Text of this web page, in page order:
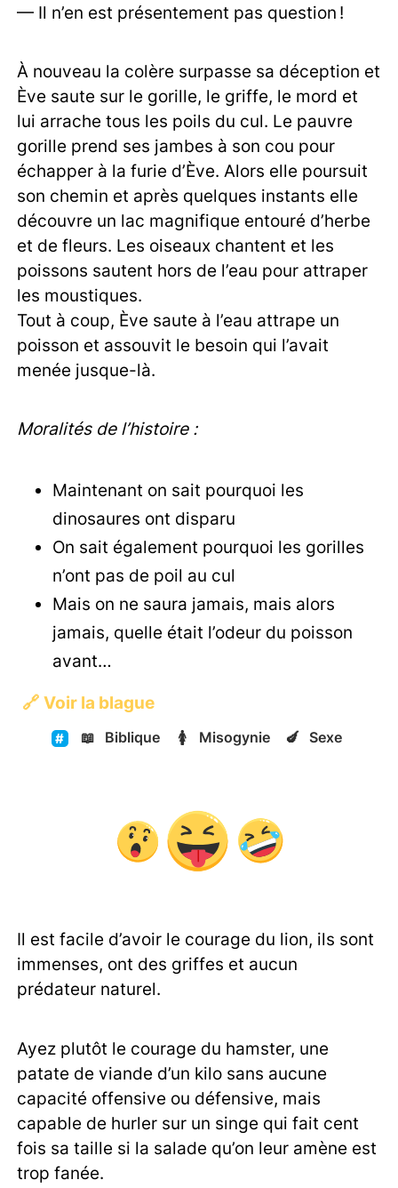
— Il n’en est présentement pas question !
À nouveau la colère surpasse sa déception et
Ève saute sur le gorille, le griffe, le mord et
lui arrache tous les poils du cul. Le pauvre
gorille prend ses jambes à son cou pour
échapper à la furie d’Ève. Alors elle poursuit
son chemin et après quelques instants elle
découvre un lac magnifique entouré d’herbe
et de fleurs. Les oiseaux chantent et les
poissons sautent hors de l’eau pour attraper
les moustiques.
Tout à coup, Ève saute à l’eau attrape un
poisson et assouvit le besoin qui l’avait
menée jusque-là.
Moralités de l’histoire :
Maintenant on sait pourquoi les
dinosaures ont disparu
On sait également pourquoi les gorilles
n’ont pas de poil au cul
Mais on ne saura jamais, mais alors
jamais, quelle était l’odeur du poisson
avant…
🔗 Voir la blague
📖 Biblique 🚺 Misogynie 🍆 Sexe
Il est facile d’avoir le courage du lion, ils sont
immenses, ont des griffes et aucun
prédateur naturel.
Ayez plutôt le courage du hamster, une
patate de viande d’un kilo sans aucune
capacité offensive ou défensive, mais
capable de hurler sur un singe qui fait cent
fois sa taille si la salade qu’on leur amène est
trop fanée.